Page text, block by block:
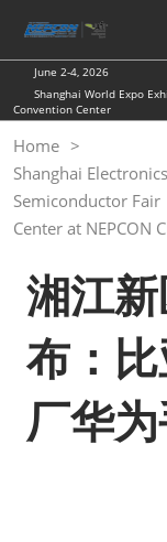
to
content
June 2-4, 2026
Shanghai World Expo
Convention Center
Home
Shanghai
Semiconductor
Center at NEPCON
湘江
布：
厂华